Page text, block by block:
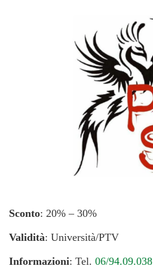
Sconto: 20% – 30%
Validità: Università/PTV
Informazioni: Tel. 06/94.09.038